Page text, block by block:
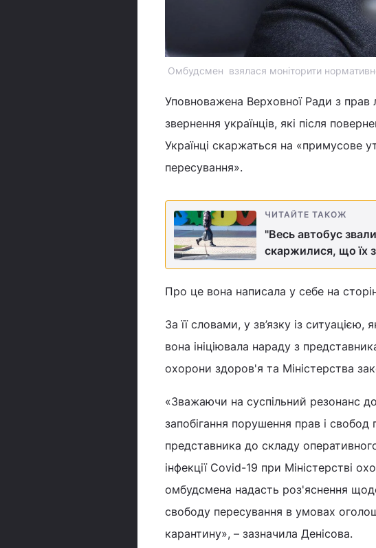
Омбудсмен взялася моніторити
Уповноважена Верховної Ради з
звернення українців, які після
Українці скаржаться на «примусове
пересування».
ЧИТАЙТЕ ТАКОЖ
"Весь автобус
скаржилися, що їх
Про це вона написала у себе на
За її словами, у зв’язку із ситуацією,
вона ініціювала нараду з
охорони здоров'я та Міністерства
«Зважаючи на суспільний резонанс
запобігання порушення прав і
представника до складу
інфекції Covid-19 при Міністерстві
омбудсмена надасть роз'яснення
свободу пересування в умовах
карантину», – зазначила Денісова.